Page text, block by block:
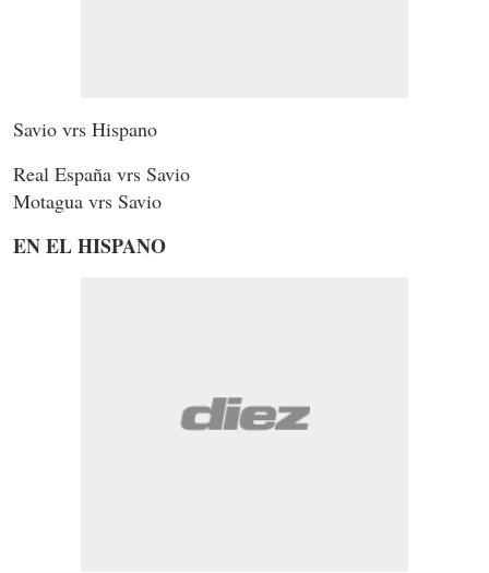
Savio vrs Hispano
Real España vrs Savio
Motagua vrs Savio
EN EL HISPANO